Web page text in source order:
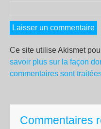
Ce site utilise Akismet
savoir plus sur la façon
commentaires sont
Commentaires